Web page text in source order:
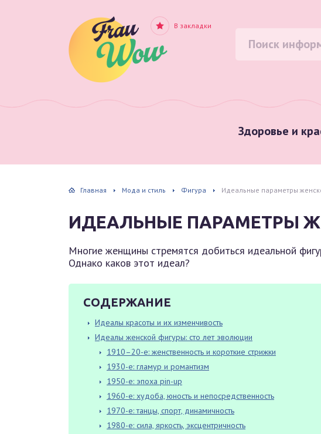
Здоровье и
В закладки
Главная Мода и стиль Фигура Идеальные параметры
ИДЕАЛЬНЫЕ ПАРАМЕТРЫ
Многие женщины стремятся добиться идеальной
Однако каков этот идеал?
СОДЕРЖАНИЕ
Идеалы красоты и их изменчивость
Идеалы женской фигуры: сто лет эволюции
1910–20-е: женственность и короткие стрижки
1930-е: гламур и романтизм
1950-е: эпоха pin-up
1960-е: худоба, юность и непосредственность
1970-е: танцы, спорт, динамичность
1980-е: сила, яркость, эксцентричность